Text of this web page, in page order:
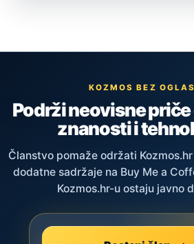
KOZMOS BEZ
Podrži neovisne
znanosti i
Članstvo pomaže održati
dodatne sadržaje na Buy Me a
Kozmos.hr-u ostaju javno